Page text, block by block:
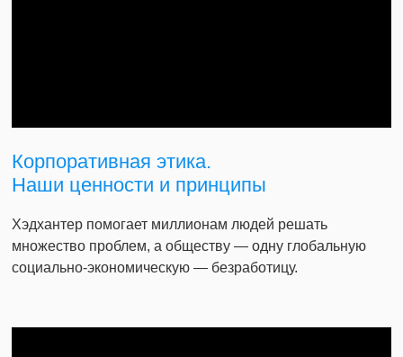
Корпоративная этика.
Наши ценности и принципы
Хэдхантер помогает миллионам людей решать
множество проблем, а обществу — одну глобальную
социально-экономическую — безработицу.